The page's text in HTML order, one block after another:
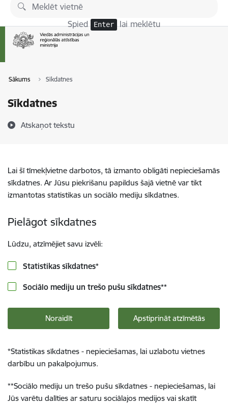
Pāriet uz lapas saturu
Spied Enter lai meklētu
Sākums Sīkdatnes
Sīkdatnes
Atskaņot tekstu
Lai šī tīmekļvietne darbotos, tā izmanto obligāti nepieciešamās
sīkdatnes. Ar Jūsu piekrišanu papildus šajā vietnē var tikt
izmantotas statistikas un sociālo mediju sīkdatnes.
Pielāgot sīkdatnes
Lūdzu, atzīmējiet savu izvēli:
Statistikas sīkdatnes*
Sociālo mediju un trešo pušu sīkdatnes**
Noraidīt Apstiprināt atzīmētās
*Statistikas sīkdatnes - nepieciešamas, lai uzlabotu vietnes
darbību un pakalpojumus.
**Sociālo mediju un trešo pušu sīkdatnes - nepieciešamas, lai
Jūs varētu dalīties ar saturu sociālajos medijos vai skatīt